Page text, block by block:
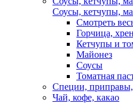
Соусы, кетчупы,
Смотреть
Горчица, хрен
Кетчупы и
Майонез
Соусы
Томатная
Специи, приправы,
Чай, кофе, какао